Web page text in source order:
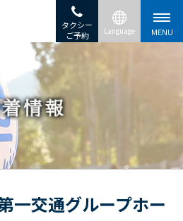
タクシー
ご予約
一交通グループホー